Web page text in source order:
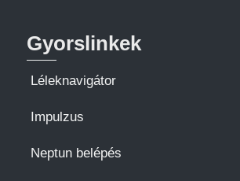
Gyorslinkek
Léleknavigátor
Impulzus
Neptun belépés